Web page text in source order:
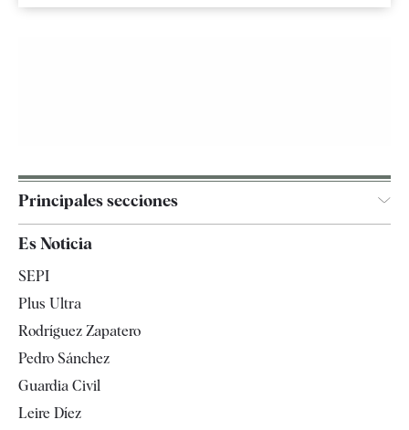
Principales secciones
Televisión
Es Noticia
SEPI
Plus Ultra
Rodríguez Zapatero
Pedro Sánchez
Guardia Civil
Leire Díez